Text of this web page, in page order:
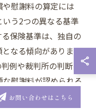
慰謝料の算定には
いう2つの異なる基準
保険基準は、独自の
なる傾向がありま
例や裁判所の判断を
慰謝料が認められる
お問い合わせはこちら